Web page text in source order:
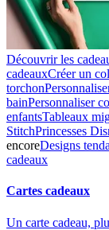
Découvrir les
cadeauxCréer un
torchon
bainPersonnaliser
enfantsTableaux
StitchPrincesses
encoreDesigns
cadeaux
Cartes cadeaux
Un carte cadeau,